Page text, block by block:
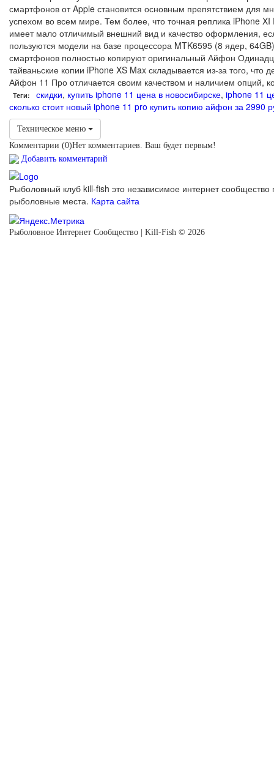
смартфонов от Apple становится основным препятствием для
успехом во всем мире. Тем более, что точная реплика iPhone
имеет мало отличимый внешний вид и качество оформления,
пользуются модели на базе процессора MTK6595 (8 ядер,
смартфонов полностью копируют оригинальный Айфон
тайваньские копии iPhone XS Max складывается из-за того,
Айфон 11 Про отличается своим качеством и наличием опций,
Теги: скидки, купить iphone 11 цена в новосибирске, iphone 11
сколько стоит новый iphone 11 pro купить копию айфон за 2990
Техническое меню
Комментарии (0)Нет комментариев. Ваш будет первым!
Добавить комментарий
Рыболовный клуб kill-fish это независимое интернет сообщество
рыболовные места. Карта сайта
Рыболовное Интернет Сообщество | Kill-Fish © 2026